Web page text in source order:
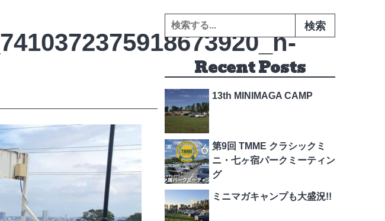
検索:
Recent Posts
13th MINIMAGA CAMP
第9回 TMME クラシックミ
ニ・七ヶ宿パークミーティン
グ
ミニマガキャンプも大盛況!!